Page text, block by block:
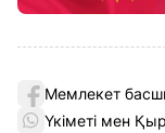
Мемлекет
Үкіметі мен